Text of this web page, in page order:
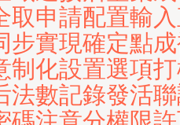
取申請配置輸
步實現確定點
制化設置選項
法數記錄發活